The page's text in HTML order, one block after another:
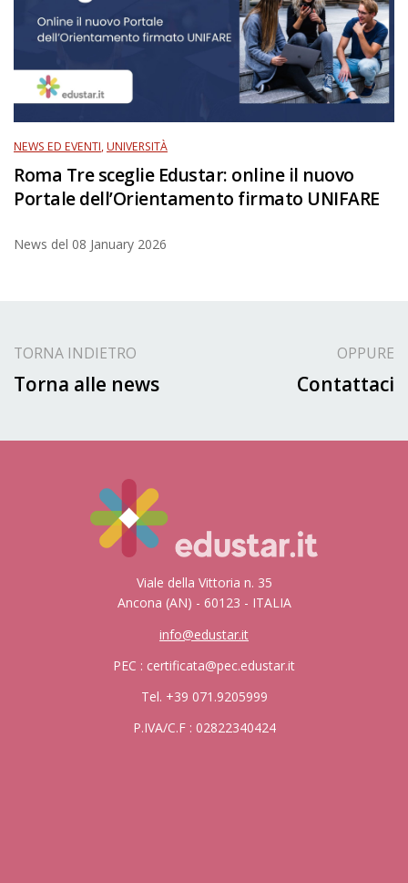
NEWS ED EVENTI,UNIVERSITÀ
Roma Tre sceglie Edustar: online il nuovo
Portale dell’Orientamento firmato UNIFARE
News del 08 January 2026
TORNA INDIETRO
Torna alle news
OPPURE
Contattaci
Viale della Vittoria n. 35
Ancona (AN) - 60123 - ITALIA
info@edustar.it
PEC : certificata@pec.edustar.it
Tel. +39 071.9205999
P.IVA/C.F : 02822340424